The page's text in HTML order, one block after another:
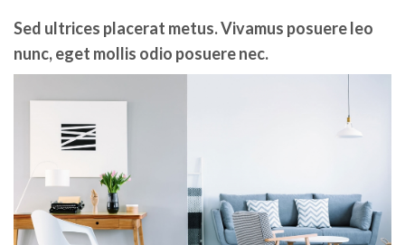
Sed ultrices placerat metus. Vivamus posuere leo
nunc, eget mollis odio posuere nec.